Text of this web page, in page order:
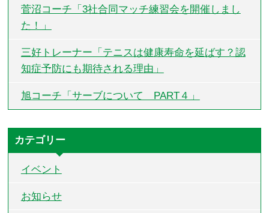
菅沼コーチ「3社合同マッチ練習会を開催しまし
た！」
三好トレーナー「テニスは健康寿命を延ばす？認
知症予防にも期待される理由」
旭コーチ「サーブについて PART４」
カテゴリー
イベント
お知らせ